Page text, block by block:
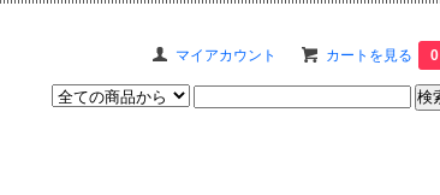
マイアカウント カートを見る 0